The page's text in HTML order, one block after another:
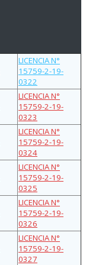
LICENCIA N°
15759-2-19-
0322
LICENCIA N°
15759-2-19-
0323
LICENCIA N°
15759-2-19-
0324
LICENCIA N°
15759-2-19-
0325
LICENCIA N°
15759-2-19-
0326
LICENCIA N°
15759-2-19-
0327